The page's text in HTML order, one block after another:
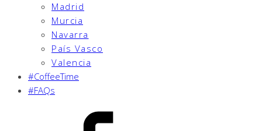
Madrid
Murcia
Navarra
País Vasco
Valencia
#CoffeeTime
#FAQs